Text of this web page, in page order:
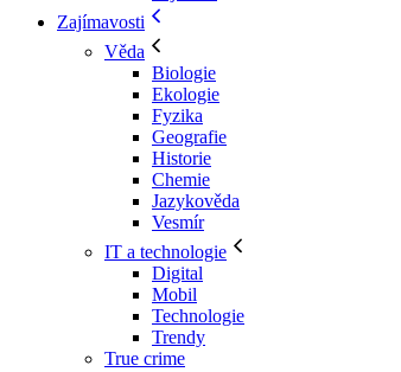
Zajímavosti
Věda
Biologie
Ekologie
Fyzika
Geografie
Historie
Chemie
Jazykověda
Vesmír
IT a technologie
Digital
Mobil
Technologie
Trendy
True crime